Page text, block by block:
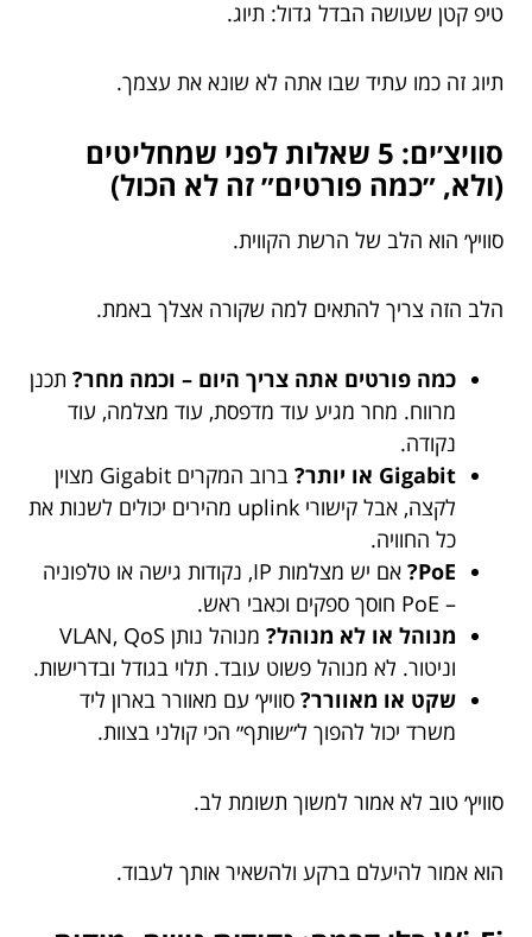
טיפ קטן שעושה הבדל גדול: תיוג.
תיוג זה כמו עתיד שבו אתה לא שונא את עצמך.
סוויצ׳ים: 5 שאלות לפני שמחליטים
(ולא, ״כמה פורטים״ זה לא הכול)
סוויץ׳ הוא הלב של הרשת הקווית.
הלב הזה צריך להתאים למה שקורה אצלך באמת.
כמה פורטים אתה צריך היום – וכמה מחר? תכנן
מרווח. מחר מגיע עוד מדפסת, עוד מצלמה, עוד
נקודה.
Gigabit או יותר?
ברוב המקרים Gigabit מצוין
לקצה, אבל קישורי uplink מהירים יכולים לשנות את
כל החוויה.
PoE?
אם יש מצלמות IP, נקודות גישה או טלפוניה
– PoE חוסך ספקים וכאבי ראש.
מנוהל או לא מנוהל?
מנוהל נותן VLAN, QoS
וניטור. לא מנוהל פשוט עובד. תלוי בגודל ובדרישות.
שקט או מאוורר? סוויץ׳ עם מאוורר בארון ליד
משרד יכול להפוך ל״שותף״ הכי קולני בצוות.
סוויץ׳ טוב לא אמור למשוך תשומת לב.
הוא אמור להיעלם ברקע ולהשאיר אותך לעבוד.